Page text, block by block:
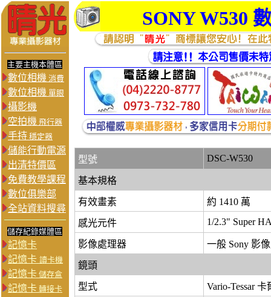
SONY W530
主要主機本體區
數位相機 消費
數位相機 單眼
攝影機
空拍機 飛行器
手持 穩定器
儲能行動電源
出清特價區
免費教學課程
數位俱樂部
全站資料搜尋
儲存紀錄媒體區
記憶卡
記憶卡 讀卡機
記憶卡 儲存盒
記憶卡 轉接卡
型號 DSC-W530
基本規格
有效畫素 約 1410 萬
感光元件 1/2.3" Super
影像處理器 一般 Sony 影
鏡頭
型式 Vario-Tessar